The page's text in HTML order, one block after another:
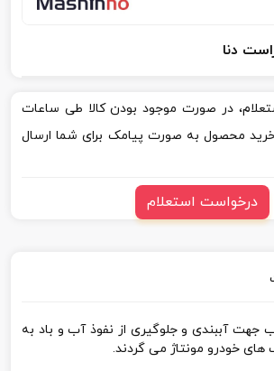
دنا
در صورت موجود بودن کالا طی ساعات
محصول به صورت پیامک برای شما ارسال
درخواست استعلام
جهت آببندی و جلوگیری از نفوذ آب و باد به
خودرو مونتاژ می گردند.